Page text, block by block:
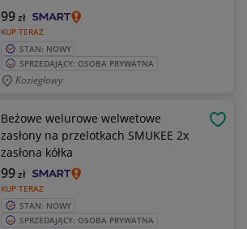
KUP TERAZ
99zł
STAN: NOWY
SPRZEDAJĄCY: OSOBA PRYWATNA
Koziegłowy
Beżowe welurowe welwetowe
zasłony na przelotkach SMUKEE 2x
zasłona kółka
KUP TERAZ
99zł
STAN: NOWY
SPRZEDAJĄCY: OSOBA PRYWATNA